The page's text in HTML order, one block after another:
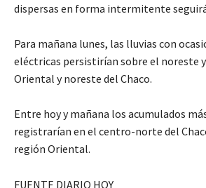
dispersas en forma intermitente
Para mañana lunes, las lluvias con
eléctricas persistirían sobre el noreste
Oriental y noreste del Chaco.
Entre hoy y mañana los acumulados
registrarían en el centro-norte del
región Oriental.
FUENTE DIARIO HOY